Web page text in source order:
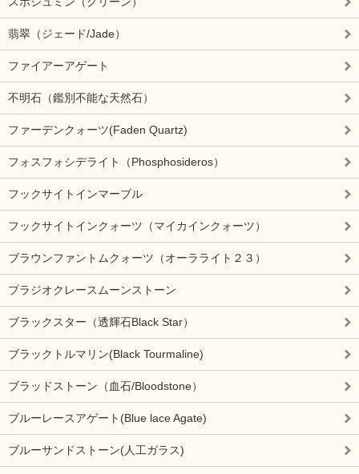
翡翠（ジェード/Jade）
ファイアーアゲート
不明石（鑑別不能な天然石）
ファーデンクォーツ(Faden Quartz)
フォスフォシデライト（Phosphosideros）
フックサイトインマーブル
フックサイトインクォーツ（マイカインクォーツ）
ブラウンファントムクォーツ（オーラライト２３）
プラジオクレースムーンストーン
ブラックスター（透輝石Black Star）
ブラックトルマリン(Black Tourmaline)
ブラッドストーン（血石/Bloodstone）
ブルーレースアゲート(Blue lace Agate)
ブルーサンドストーン(人工ガラス)